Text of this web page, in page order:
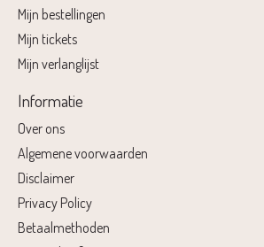
Mijn bestellingen
Mijn tickets
Mijn verlanglijst
Informatie
Over ons
Algemene voorwaarden
Disclaimer
Privacy Policy
Betaalmethoden